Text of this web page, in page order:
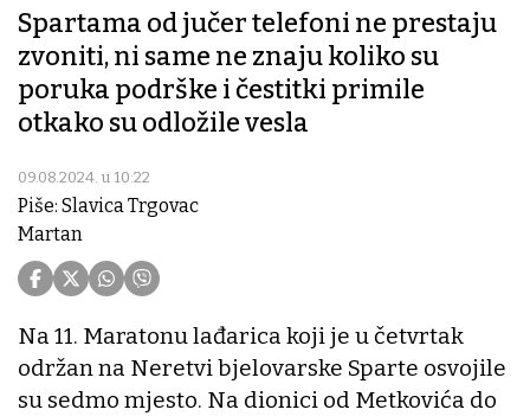
Spartama od jučer telefoni ne prestaju
zvoniti, ni same ne znaju koliko su
poruka podrške i čestitki primile
otkako su odložile vesla
09.08.2024. u 10:22
Piše: Slavica Trgovac
Martan
Na 11. Maratonu lađarica koji je u četvrtak
održan na Neretvi bjelovarske Sparte osvojile
su sedmo mjesto. Na dionici od Metkovića do